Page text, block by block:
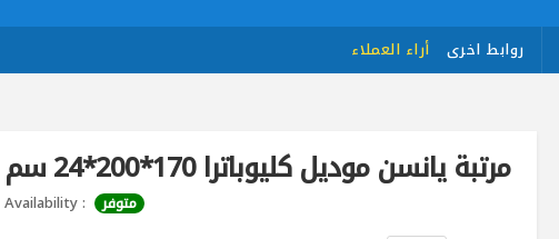
أراء العملاء روابط اخرى
مرتبة يانسن موديل كليوباترا 170*200*24 سم
Availability : متوفر